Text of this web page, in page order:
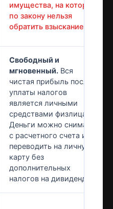
имущества, на которое
по закону нельзя
обратить взыскание.
Свободный и
мгновенный. Вся
чистая прибыль после
уплаты налогов
является личными
средствами физлица.
Деньги можно снимать
с расчетного счета или
переводить на личную
карту без
дополнительных
налогов на дивиденды.